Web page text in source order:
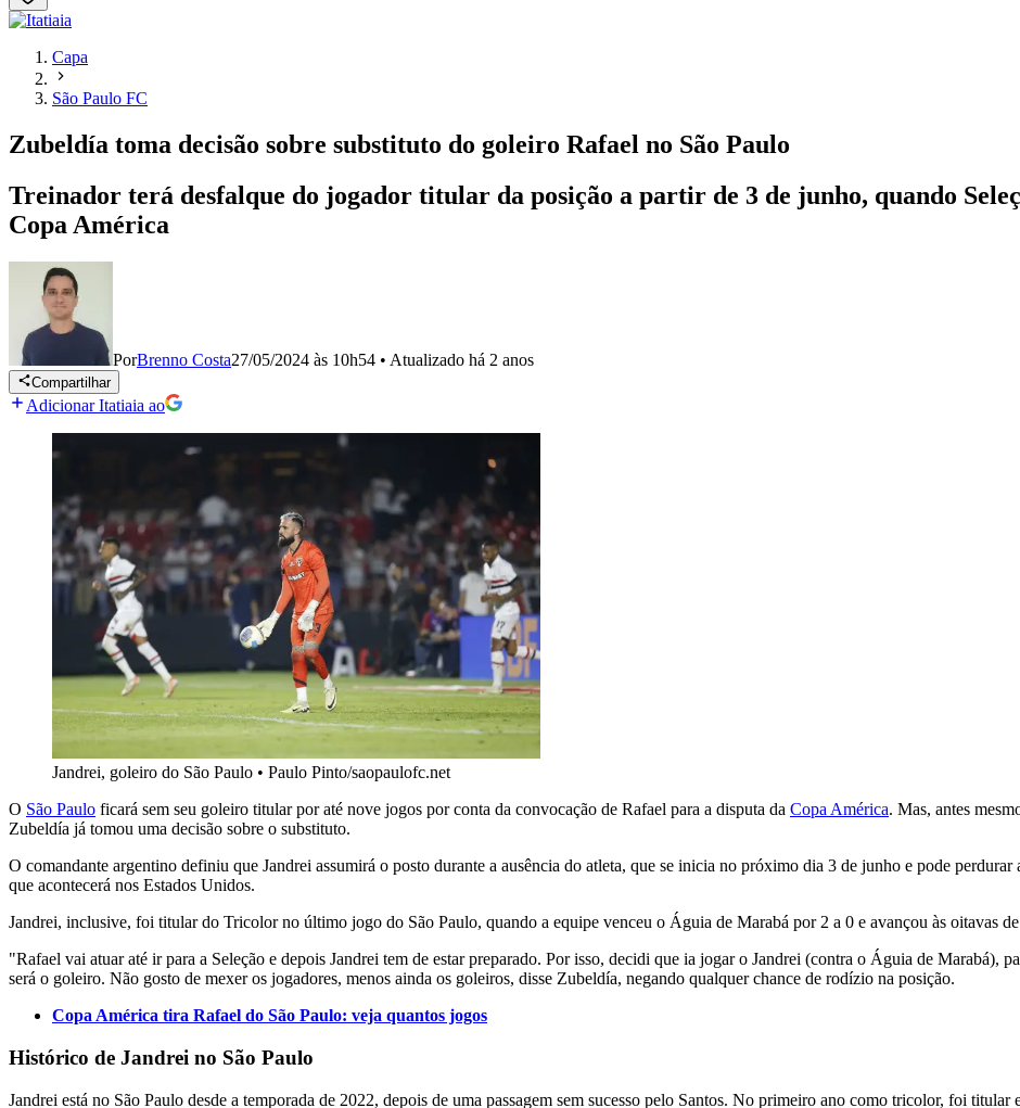
Capa
São Paulo FC
Zubeldía toma decisão sobre substituto do goleiro Rafael no São Paulo
Treinador terá desfalque do jogador titular da posição a partir de 3 de junho, quando
Copa América
PorBrenno Costa27/05/2024 às 10h54 • Atualizado há 2 anos
Compartilhar
Adicionar Itatiaia ao
Jandrei, goleiro do São Paulo • Paulo Pinto/saopaulofc.net
O São Paulo ficará sem seu goleiro titular por até nove jogos por conta da convocação de Rafael para a disputa da Copa América. Mas, antes
Zubeldía já tomou uma decisão sobre o substituto.
O comandante argentino definiu que Jandrei assumirá o posto durante a ausência do atleta, que se inicia no próximo dia 3 de junho e pode
que acontecerá nos Estados Unidos.
Jandrei, inclusive, foi titular do Tricolor no último jogo do São Paulo, quando a equipe venceu o Águia de Marabá por 2 a 0 e avançou às oitavas
"Rafael vai atuar até ir para a Seleção e depois Jandrei tem de estar preparado. Por isso, decidi que ia jogar o Jandrei (contra o Águia de Marabá),
será o goleiro. Não gosto de mexer os jogadores, menos ainda os goleiros, disse Zubeldía, negando qualquer chance de rodízio na posição.
Copa América tira Rafael do São Paulo: veja quantos jogos
Histórico de Jandrei no São Paulo
Jandrei está no São Paulo desde a temporada de 2022, depois de uma passagem sem sucesso pelo Santos. No primeiro ano como tricolor, foi titular